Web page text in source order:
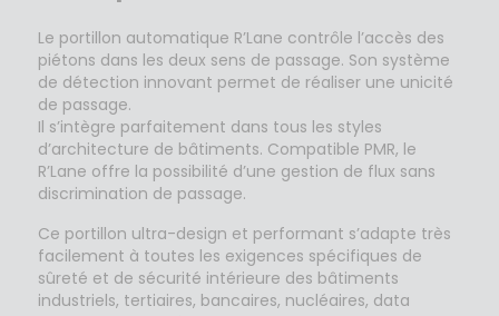
Le portillon automatique R’Lane contrôle l’accès des
piétons dans les deux sens de passage. Son système
de détection innovant permet de réaliser une unicité
de passage.
Il s’intègre parfaitement dans tous les styles
d’architecture de bâtiments. Compatible PMR, le
R’Lane offre la possibilité d’une gestion de flux sans
discrimination de passage.
Ce portillon ultra-design et performant s’adapte très
facilement à toutes les exigences spécifiques de
sûreté et de sécurité intérieure des bâtiments
industriels, tertiaires, bancaires, nucléaires, data